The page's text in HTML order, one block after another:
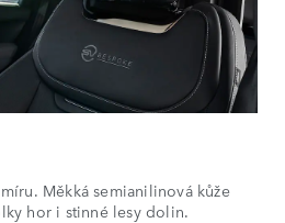
Měkká semianilinová kůže
hor i stinné lesy dolin.